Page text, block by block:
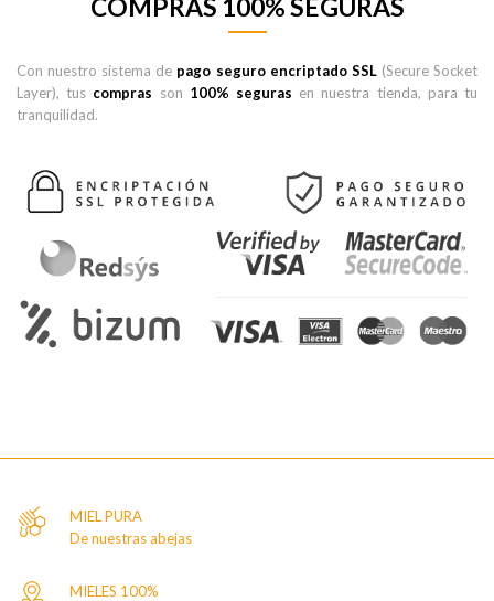
COMPRAS 100% SEGURAS
Con nuestro sistema de pago seguro encriptado SSL(Secure Socket
Layer), tus compras son 100% seguras en nuestra tienda, para tu
tranquilidad.
MIEL PURA
De nuestras abejas
MIELES 100%